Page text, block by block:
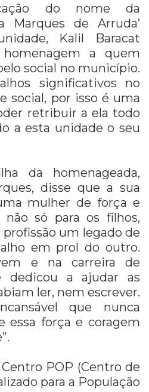
do nome da
Marques de Arruda’
Kalil Baracat
a quem
social no município.
significativos no
social, por isso é uma
retribuir a ela todo
a esta unidade o seu
da homenageada,
disse que a sua
mulher de força e
só para os filhos,
um legado de
em prol do outro.
e na carreira de
dedicou a ajudar as
ler, nem escrever.
que nunca
essa força e coragem
POP (Centro de
para a População